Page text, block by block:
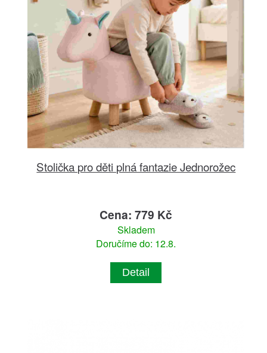
Stolička pro děti plná fantazie Jednorožec
Cena: 779 Kč
Skladem
Doručíme do: 12.8.
Detail